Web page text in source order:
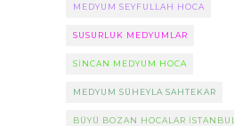
MEDYUM SEYFULLAH HOCA
SUSURLUK MEDYUMLAR
SINCAN MEDYUM HOCA
MEDYUM SÜHEYLA SAHTEKAR
BÜYÜ BOZAN HOCALAR ISTANBUL